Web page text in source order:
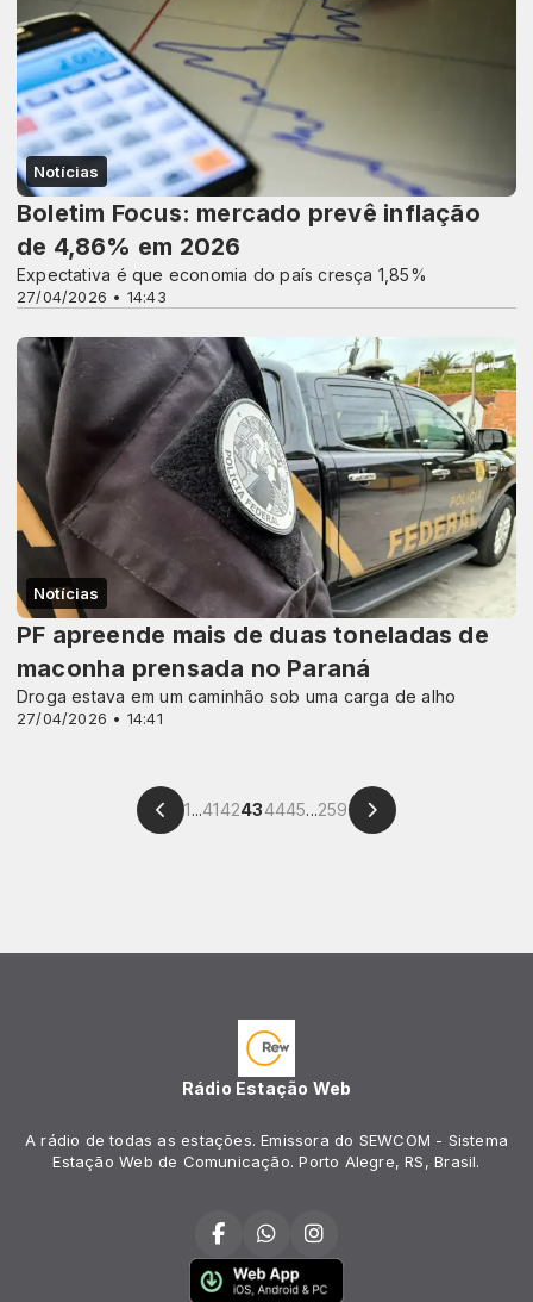
Notícias
27/04/2026 • 14:43
Boletim Focus: mercado prevê inflação
de 4,86% em 2026
Expectativa é que economia do país cresça 1,85%
Notícias
27/04/2026 • 14:41
PF apreende mais de duas toneladas de
maconha prensada no Paraná
Droga estava em um caminhão sob uma carga de alho
1...4142434445...259
Rádio Estação Web
A rádio de todas as estações. Emissora do SEWCOM - Sistema
Estação Web de Comunicação. Porto Alegre, RS, Brasil.